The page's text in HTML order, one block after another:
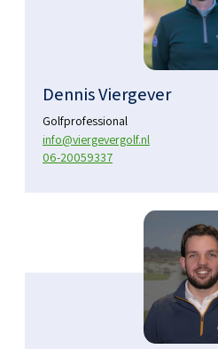
Dennis Viergever
Golfprofessional
info@viergevergolf.nl
06-20059337